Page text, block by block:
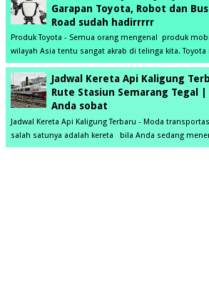
Garapan Toyota, Robot dan
Road sudah hadirrrrr
Produk Toyota - Semua orang mengenal produk
wilayah Asia tentu sangat akrab di telinga kita. Toyota
Jadwal Kereta Api Kaligung
Rute Stasiun Semarang Tegal
Anda sobat
Jadwal Kereta Api Kaligung Terbaru - Moda
salah satunya adalah kereta bila Anda sedang